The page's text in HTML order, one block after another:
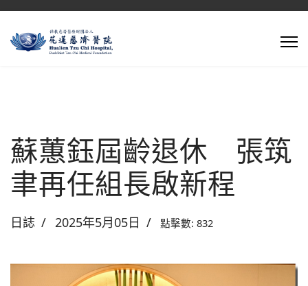
蘇蕙鈺屆齡退休 張筑
聿再任組長啟新程
日誌 2025年5月05日 點擊數: 832